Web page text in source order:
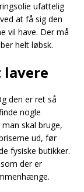
ufattelig
at få sig den
vil have. Der må
helt løbsk.
den er ret så
nogle
skal bruge,
ud, før
fysiske butikker.
der er